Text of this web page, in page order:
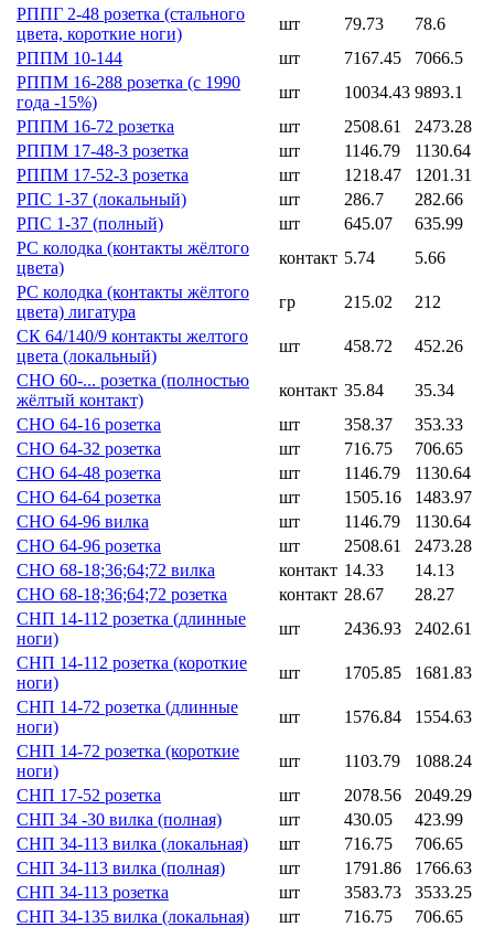
РППГ 2-48 розетка (стального
цвета, короткие ноги)
шт 79.73
78.6
РППМ 10-144
шт 7167.45
7066.5
РППМ 16-288 розетка (с 1990
года -15%)
шт 10034.43 9893.1
РППМ 16-72 розетка
шт 2508.61
2473.28
РППМ 17-48-3 розетка
шт 1146.79
1130.64
РППМ 17-52-3 розетка
шт 1218.47
1201.31
РПС 1-37 (локальный)
шт 286.7
282.66
РПС 1-37 (полный)
шт 645.07
635.99
РС колодка (контакты жёлтого
цвета)
контакт 5.74
5.66
РС колодка (контакты жёлтого
цвета) лигатура
гр 215.02
212
СК 64/140/9 контакты желтого
цвета (локальный)
шт 458.72
452.26
СНО 60-... розетка (полностью
жёлтый контакт)
контакт 35.84
35.34
СНО 64-16 розетка
шт 358.37
353.33
СНО 64-32 розетка
шт 716.75
706.65
СНО 64-48 розетка
шт 1146.79
1130.64
СНО 64-64 розетка
шт 1505.16
1483.97
СНО 64-96 вилка
шт 1146.79
1130.64
СНО 64-96 розетка
шт 2508.61
2473.28
СНО 68-18;36;64;72 вилка
контакт 14.33
14.13
СНО 68-18;36;64;72 розетка
контакт 28.67
28.27
СНП 14-112 розетка (длинные
ноги)
шт 2436.93
2402.61
СНП 14-112 розетка (короткие
ноги)
шт 1705.85
1681.83
СНП 14-72 розетка (длинные
ноги)
шт 1576.84
1554.63
СНП 14-72 розетка (короткие
ноги)
шт 1103.79
1088.24
СНП 17-52 розетка
шт 2078.56
2049.29
СНП 34 -30 вилка (полная)
шт 430.05
423.99
СНП 34-113 вилка (локальная)
шт 716.75
706.65
СНП 34-113 вилка (полная)
шт 1791.86
1766.63
СНП 34-113 розетка
шт 3583.73
3533.25
СНП 34-135 вилка (локальная)
шт 716.75
706.65